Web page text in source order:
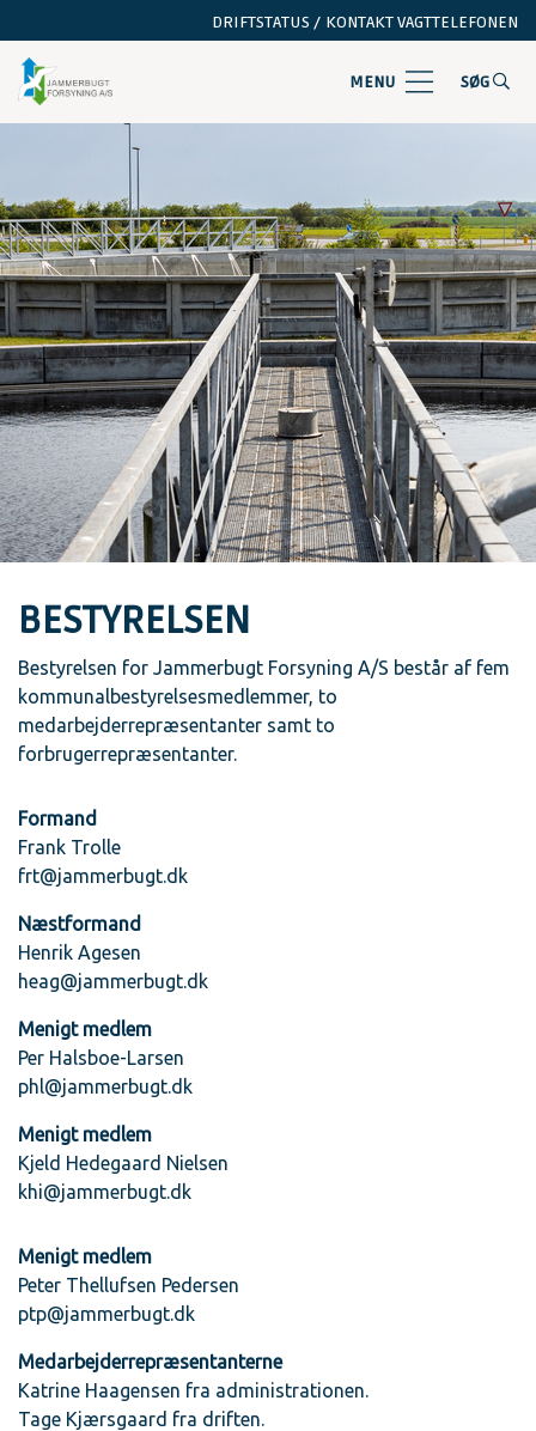
DRIFTSTATUS / KONTAKT VAGTTELEFONEN
MENU SØG
BESTYRELSEN
Bestyrelsen for Jammerbugt Forsyning A/S består af fem
kommunalbestyrelsesmedlemmer, to
medarbejderrepræsentanter samt to
forbrugerrepræsentanter.
Formand
Frank Trolle
frt@jammerbugt.dk
Næstformand
Henrik Agesen
heag@jammerbugt.dk
Menigt medlem
Per Halsboe-Larsen
phl@jammerbugt.dk
Menigt medlem
Kjeld Hedegaard Nielsen
khi@jammerbugt.dk
Menigt medlem
Peter Thellufsen Pedersen
ptp@jammerbugt.dk
Medarbejderrepræsentanterne
Katrine Haagensen fra administrationen.
Tage Kjærsgaard fra driften.